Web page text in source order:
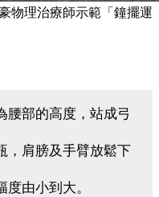
物理治療師示範「鐘擺運
腰部的高度，站成弓
，肩膀及手臂放鬆下
由小到大。